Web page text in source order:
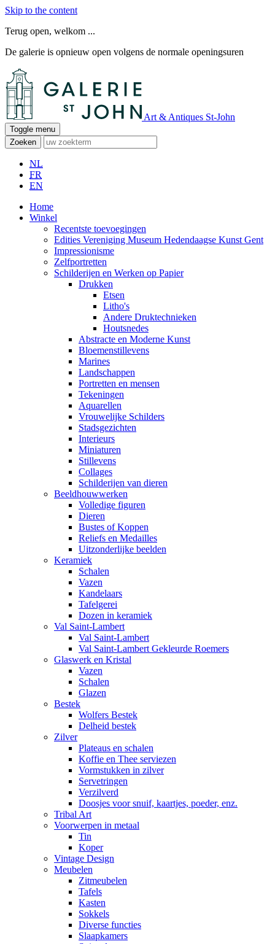
Skip to the content
Terug open, welkom ...
De galerie is opnieuw open volgens de normale openingsuren
Art & Antiques St-John
Toggle menu
Zoeken
NL
FR
EN
Home
Winkel
Recentste toevoegingen
Edities Vereniging Museum Hedendaagse Kunst Gent
Impressionisme
Zelfportretten
Schilderijen en Werken op Papier
Drukken
Etsen
Litho's
Andere Druktechnieken
Houtsnedes
Abstracte en Moderne Kunst
Bloemenstillevens
Marines
Landschappen
Portretten en mensen
Tekeningen
Aquarellen
Vrouwelijke Schilders
Stadsgezichten
Interieurs
Miniaturen
Stillevens
Collages
Schilderijen van dieren
Beeldhouwwerken
Volledige figuren
Dieren
Bustes of Koppen
Reliefs en Medailles
Uitzonderlijke beelden
Keramiek
Schalen
Vazen
Kandelaars
Tafelgerei
Dozen in keramiek
Val Saint-Lambert
Val Saint-Lambert
Val Saint-Lambert Gekleurde Roemers
Glaswerk en Kristal
Vazen
Schalen
Glazen
Bestek
Wolfers Bestek
Delheid bestek
Zilver
Plateaus en schalen
Koffie en Thee serviezen
Vormstukken in zilver
Servetringen
Verzilverd
Doosjes voor snuif, kaartjes, poeder, enz.
Tribal Art
Voorwerpen in metaal
Tin
Koper
Vintage Design
Meubelen
Zitmeubelen
Tafels
Kasten
Sokkels
Diverse functies
Slaapkamers